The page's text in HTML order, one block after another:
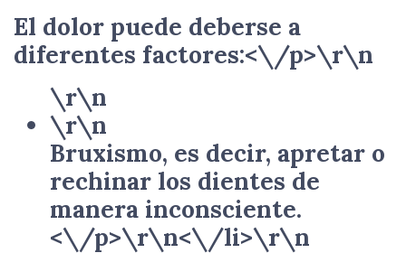
El dolor puede deberse a
diferentes factores:<\/p>\r\n
\r\n
\r\n
Bruxismo, es decir, apretar o
rechinar los dientes de
manera inconsciente.
<\/p>\r\n<\/li>\r\n